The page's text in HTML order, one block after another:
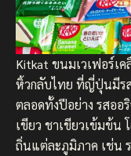
Kitkat ขนมเวเฟอร์เ
หิ้วกลับไทย ที่ญี่ปุ่นมีร
ตลอดทั้งปีอย่าง รสออ
เขียว ชาเขียวเข้มข้น
ถิ่นแต่ละภูมิภาค เช่น